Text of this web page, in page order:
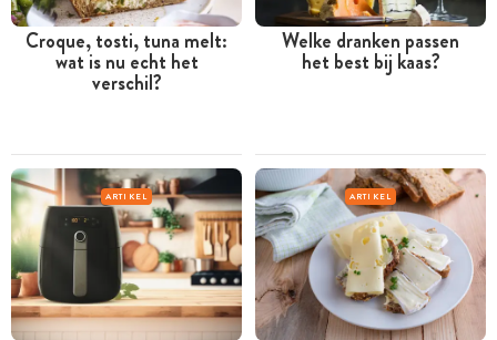
Croque, tosti, tuna melt:
wat is nu echt het
verschil?
Welke dranken passen
het best bij kaas?
ARTIKEL ARTIKEL